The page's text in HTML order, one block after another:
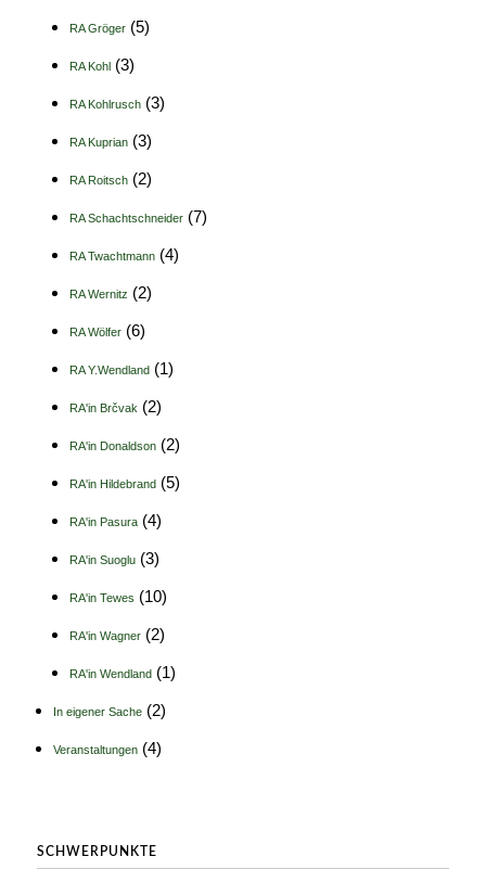
RA Gröger(5)
RA Kohl(3)
RA Kohlrusch(3)
RA Kuprian(3)
RA Roitsch(2)
RA Schachtschneider(7)
RA Twachtmann(4)
RA Wernitz (2)
RA Wölfer(6)
RA Y.Wendland(1)
RA'in Brčvak (2)
RA'in Donaldson(2)
RA'in Hildebrand(5)
RA'in Pasura(4)
RA'in Suoglu(3)
RA'in Tewes (10)
RA'in Wagner(2)
RA'in Wendland(1)
In eigener Sache(2)
Veranstaltungen(4)
SCHWERPUNKTE